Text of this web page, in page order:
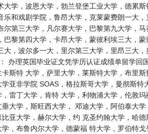
大学，波恩大学，勃兰登堡工业大学，德累
和戏剧学院，鲁昂大学，克莱蒙费朗一大
第三大学，凡尔赛大学，巴黎第九大学，
巴黎第四大学，卡昂大学，蒙彼利埃三大，
，波尔多一大，里尔第三大学，里昂三大
办理英国毕业证文凭学历认证成绩单留学
斯特 大学，萨里大学，莱斯特大学，布里
亚非学院 SOAS，格拉斯哥大学，曼彻斯
雷丁大学，肯特 大学，利物浦大学，伦敦
大学，斯旺西大学， 邓迪大学，阿伯泰大
亚大学，赫尔大学，约 克圣约翰大学，哈
，布鲁内尔大学，德蒙福 特大学，罗伯特